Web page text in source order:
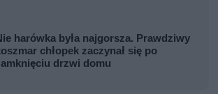
harówka była najgorsza. Prawdziwy
chłopek zaczynał się po
drzwi domu